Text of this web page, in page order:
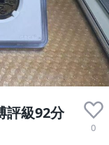
評級92分
0